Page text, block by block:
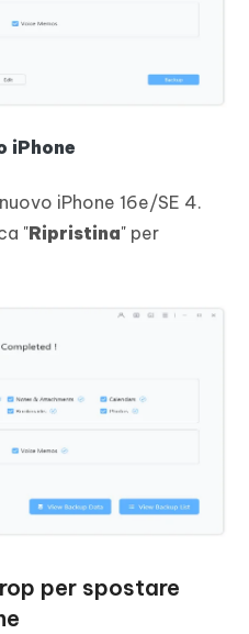
iPhone
iPhone 16e/SE 4.
"Ripristina" per
per spostare